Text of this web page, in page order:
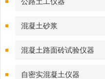
混凝土砂浆
混凝土路面砖试验仪器
自密实混凝土仪器